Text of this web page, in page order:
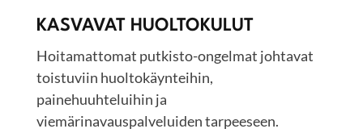
KASVAVAT HUOLTOKULUT
Hoitamattomat putkisto-ongelmat johtavat
toistuviin huoltokäynteihin,
painehuuhteluihin ja
viemärinavauspalveluiden tarpeeseen.